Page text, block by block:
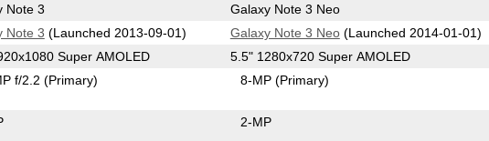
Note 3 Galaxy Note 3 Neo
Note 3 (Launched 2013-09-01) Galaxy Note 3 Neo(Launched 2014-01-01)
Super AMOLED 5.5" 1280x720 Super AMOLED
f/2.2(Primary) 8-MP(Primary)
2-MP